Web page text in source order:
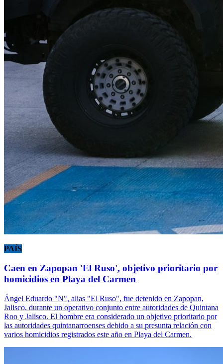
PAÍS
Caen en Zapopan 'El Ruso', objetivo prioritario por
homicidios en Playa del Carmen
Ángel Eduardo "N", alias "El Ruso", fue detenido en Zapopan,
Jalisco, durante un operativo conjunto entre autoridades de Quintana
Roo y Jalisco. El hombre era considerado un objetivo prioritario por
las autoridades quintanarroenses debido a su presunta relación con
varios homicidios registrados este año en Playa del Carmen.